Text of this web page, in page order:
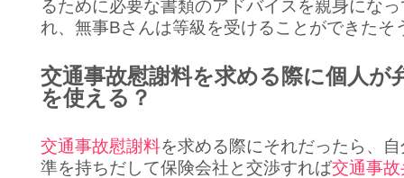
るために必要な書類のアドバイスを親身にな
れ、無事Bさんは等級を受けることができたそ
交通事故慰謝料を求める際に個人が
を使える？
交通事故慰謝料を求める際にそれだったら、
準を持ちだして保険会社と交渉すれば交通事